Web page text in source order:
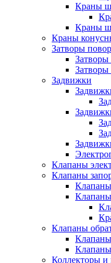
Краны
Краны
Краны
Затворы
Затворы
Задвижки
Клапаны
Клапаны
Клапаны
Коллекторы и